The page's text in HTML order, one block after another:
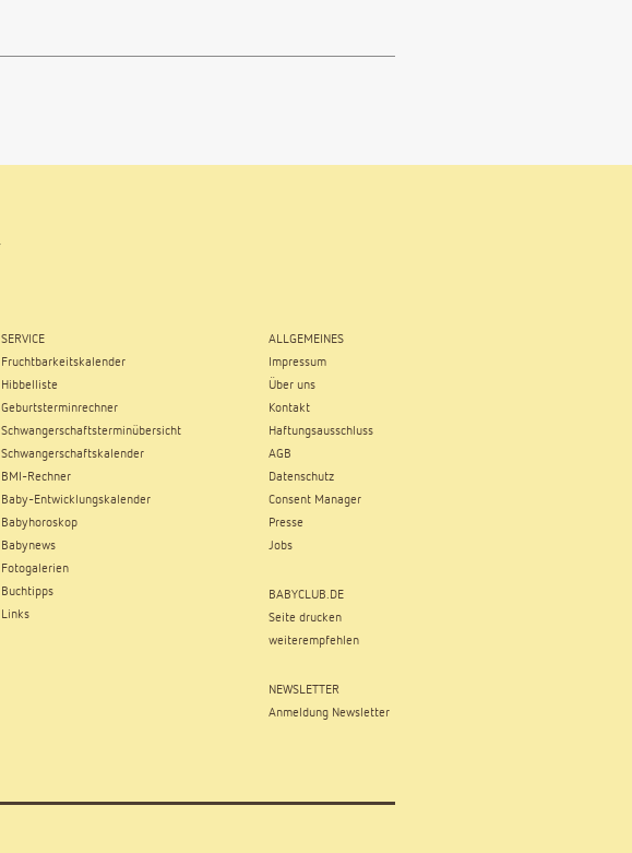
SERVICE
Fruchtbarkeitskalender
Hibbelliste
Geburtsterminrechner
Schwangerschaftsterminübersicht
Schwangerschaftskalender
BMI-Rechner
Baby-Entwicklungskalender
Babyhoroskop
Babynews
Fotogalerien
Buchtipps
Links
ALLGEMEINES
Impressum
Über uns
Kontakt
Haftungsausschluss
AGB
Datenschutz
Consent Manager
Presse
Jobs
BABYCLUB.DE
Seite drucken
weiterempfehlen
NEWSLETTER
Anmeldung Newsletter